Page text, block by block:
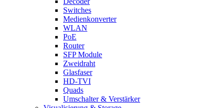
Switches
Medienkonverter
WLAN
PoE
Router
SFP Module
Zweidraht
Glasfaser
HD-TVI
Quads
Umschalter & Verstärker